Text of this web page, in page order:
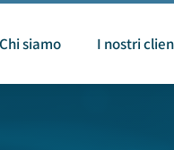
Chi siamo I nostri